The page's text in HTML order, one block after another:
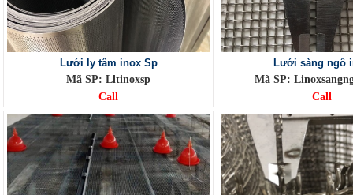
Lưới ly tâm inox Sp
Mã SP: Lltinoxsp
Call
Lưới sàng ngô
Mã SP:
Call